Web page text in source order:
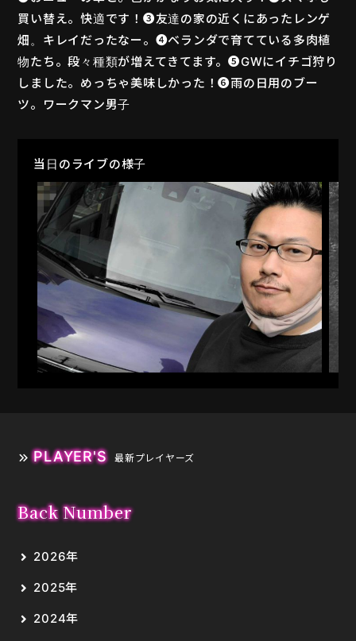
買い替え。快適です！❸友達の家の近くにあったレンゲ
畑。キレイだったなー。❹ベランダで育てている多肉植
物たち。段々種類が増えてきてます。❺GWにイチゴ狩り
しました。めっちゃ美味しかった！❻雨の日用のブー
ツ。ワークマン男子
当日のライブの様子
PLAYER'S 最新プレイヤーズ
Back Number
2026年
2025年
2024年